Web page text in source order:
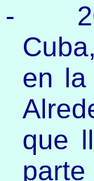
-
en la
que